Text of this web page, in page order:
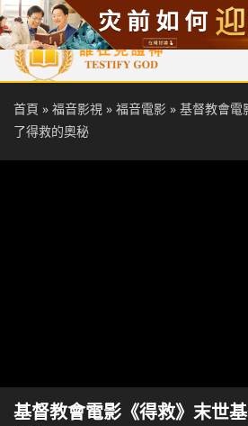
首頁 每日靈糧 天國福音 基督
首頁 » 福音影視 » 福音電影 » 基督教會電
了得救的奧秘
基督教會電影《得救》末世